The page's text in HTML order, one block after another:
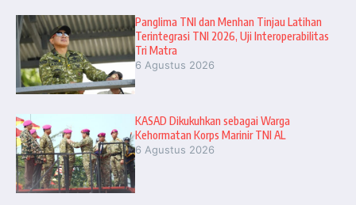
Panglima TNI dan Menhan Tinjau Latihan
Terintegrasi TNI 2026, Uji Interoperabilitas
Tri Matra
6 Agustus 2026
KASAD Dikukuhkan sebagai Warga
Kehormatan Korps Marinir TNI AL
6 Agustus 2026